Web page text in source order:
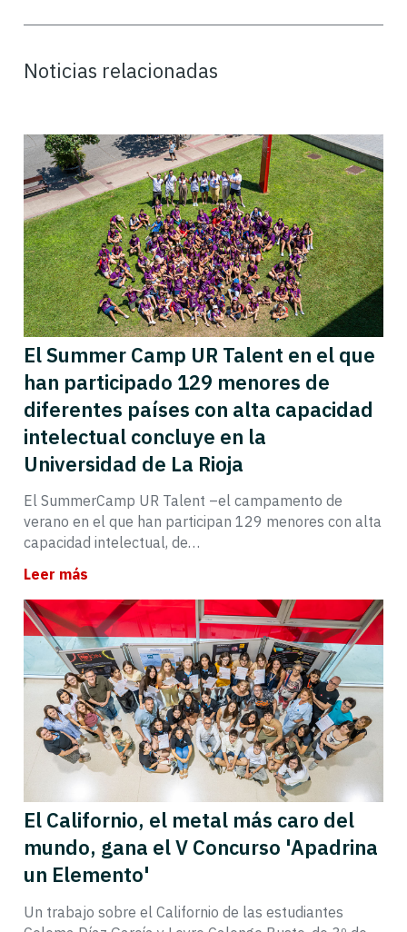
Noticias relacionadas
El Summer Camp UR Talent en el que
han participado 129 menores de
diferentes países con alta capacidad
intelectual concluye en la
Universidad de La Rioja
El SummerCamp UR Talent –el campamento de
verano en el que han participan 129 menores con alta
capacidad intelectual, de…
Leer más
El Californio, el metal más caro del
mundo, gana el V Concurso 'Apadrina
un Elemento'
Un trabajo sobre el Californio de las estudiantes